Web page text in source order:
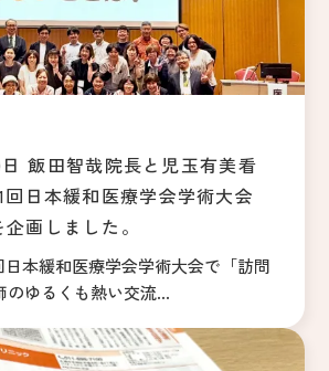
飯田智哉院長と児玉有美看
回日本緩和医療学会学術大会
画しました。
日本緩和医療学会学術大会で「訪問
のゆるくも熱い交流...